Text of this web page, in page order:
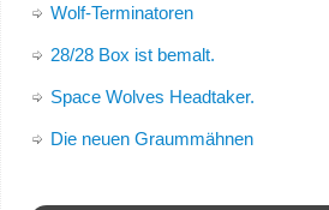
Wolf-Terminatoren
28/28 Box ist bemalt.
Space Wolves Headtaker.
Die neuen Graummähnen